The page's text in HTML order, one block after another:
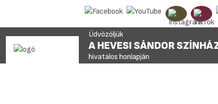
Üdvözöljük
A HEVESI SÁNDOR
hivatalos honlapján